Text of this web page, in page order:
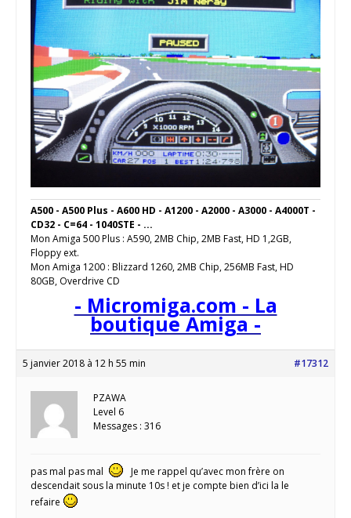
A500 - A500 Plus - A600 HD - A1200 - A2000 - A3000 - A4000T -
CD32 - C=64 - 1040STE - ...
Mon Amiga 500 Plus : A590, 2MB Chip, 2MB Fast, HD 1,2GB,
Floppy ext.
Mon Amiga 1200 : Blizzard 1260, 2MB Chip, 256MB Fast, HD
80GB, Overdrive CD
- Micromiga.com - La
boutique Amiga -
5 janvier 2018 à 12 h 55 min #17312
PZAWA
Level 6
Messages : 316
pas mal pas mal
Je me rappel qu’avec mon frère on
descendait sous la minute 10s ! et je compte bien d’ici la le
refaire